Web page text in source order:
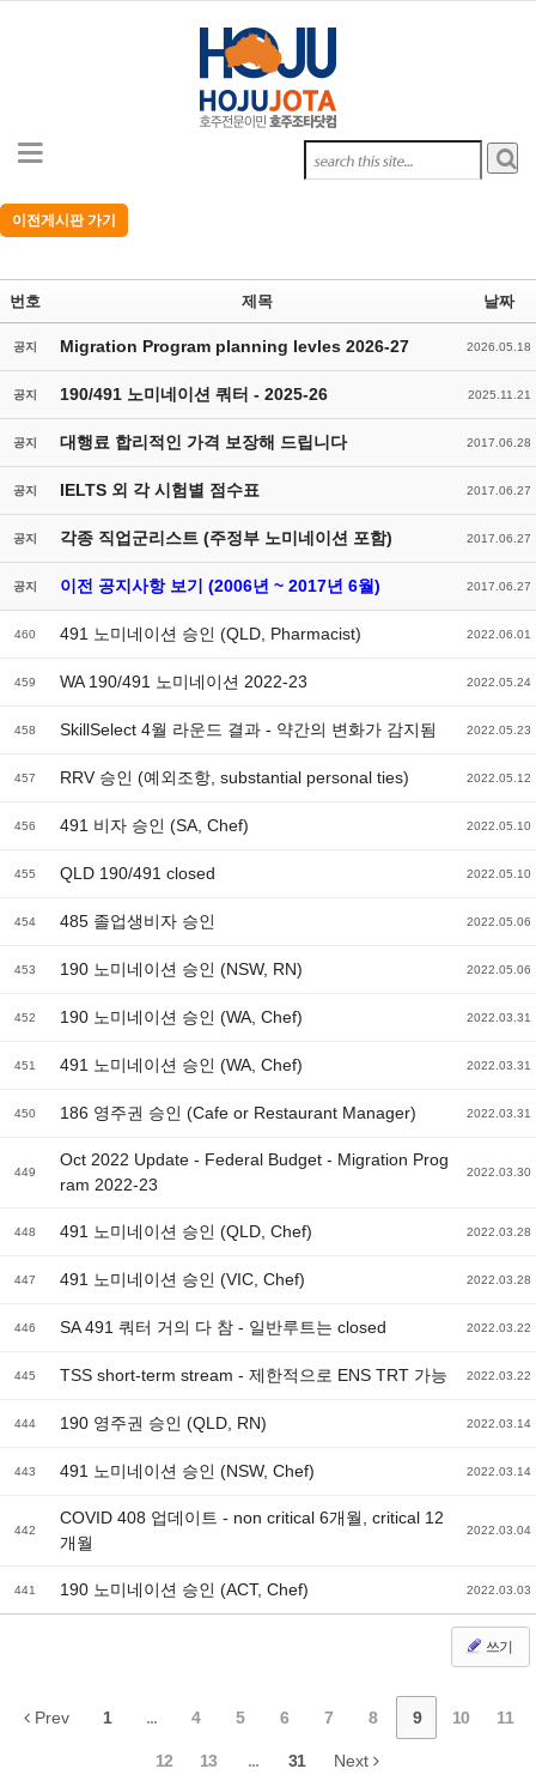
이전게시판 가기
번호 제목 날짜
공지 Migration Program planning levles 2026-27 2026.05.18
공지 190/491 노미네이션 쿼터 - 2025-26 2025.11.21
공지 대행료 합리적인 가격 보장해 드립니다 2017.06.28
공지 IELTS 외 각 시험별 점수표 2017.06.27
공지 각종 직업군리스트 (주정부 노미네이션 포함) 2017.06.27
공지 이전 공지사항 보기 (2006년 ~ 2017년 6월) 2017.06.27
460 491 노미네이션 승인 (QLD, Pharmacist) 2022.06.01
459 WA 190/491 노미네이션 2022-23 2022.05.24
458 SkillSelect 4월 라운드 결과 - 약간의 변화가 감지됨 2022.05.23
457 RRV 승인 (예외조항, substantial personal ties) 2022.05.12
456 491 비자 승인 (SA, Chef) 2022.05.10
455 QLD 190/491 closed 2022.05.10
454 485 졸업생비자 승인 2022.05.06
453 190 노미네이션 승인 (NSW, RN) 2022.05.06
452 190 노미네이션 승인 (WA, Chef) 2022.03.31
451 491 노미네이션 승인 (WA, Chef) 2022.03.31
450 186 영주권 승인 (Cafe or Restaurant Manager) 2022.03.31
449
Oct 2022 Update - Federal Budget - Migration Prog
ram 2022-23
2022.03.30
448 491 노미네이션 승인 (QLD, Chef) 2022.03.28
447 491 노미네이션 승인 (VIC, Chef) 2022.03.28
446 SA 491 쿼터 거의 다 참 - 일반루트는 closed 2022.03.22
445 TSS short-term stream - 제한적으로 ENS TRT 가능 2022.03.22
444 190 영주권 승인 (QLD, RN) 2022.03.14
443 491 노미네이션 승인 (NSW, Chef) 2022.03.14
442
COVID 408 업데이트 - non critical 6개월, critical 12
개월
2022.03.04
441 190 노미네이션 승인 (ACT, Chef) 2022.03.03
쓰기
Prev 1 ... 4 5 6 7 8 9 10 11
12 13 ... 31 Next